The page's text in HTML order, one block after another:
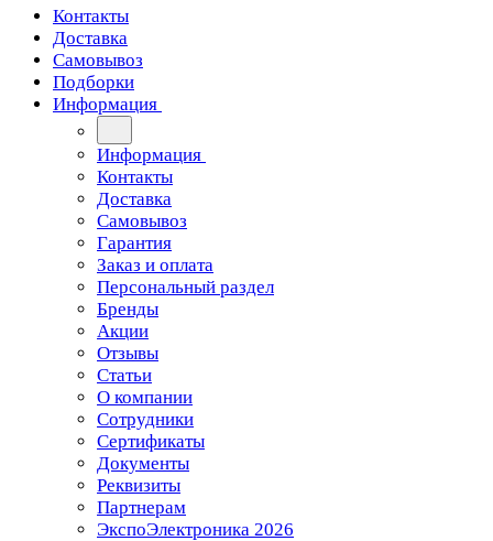
Контакты
Доставка
Самовывоз
Подборки
Информация
Информация
Контакты
Доставка
Самовывоз
Гарантия
Заказ и оплата
Персональный раздел
Бренды
Акции
Отзывы
Статьи
О компании
Сотрудники
Сертификаты
Документы
Реквизиты
Партнерам
ЭкспоЭлектроника 2026